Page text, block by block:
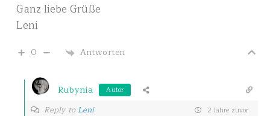
Ganz liebe Grüße
Leni
0 Antworten
Rubynia Autor
Reply toLeni 2 Jahre zuvor